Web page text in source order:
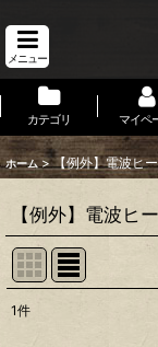
メニュー
カテゴリ マイペ
ホーム > 【例外】電波ヒ
【例外】電波ヒ
1件